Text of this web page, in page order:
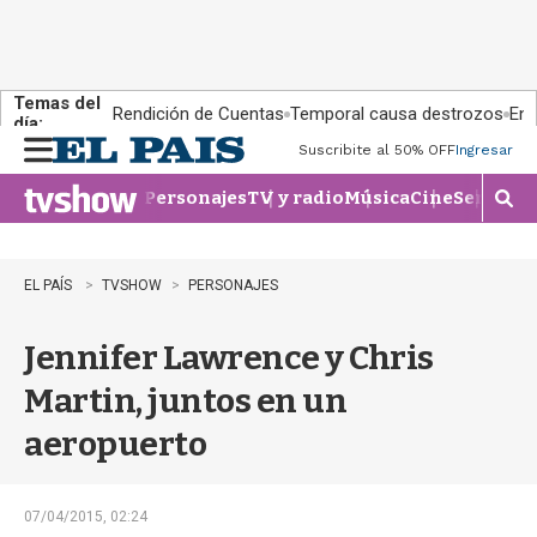
Temas del
día:
Rendición de Cuentas Temporal causa destrozos En
n
u
Suscribite al 50% OFFIngresar
PersonajesTV y radioMúsicaCineSeries
M
o
EL PAÍS TVSHOW PERSONAJES
Jennifer Lawrence y Chris
Martin, juntos en un
aeropuerto
07/04/2015, 02:24